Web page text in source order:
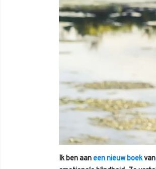
Ik ben aaneen nieuw boekvan